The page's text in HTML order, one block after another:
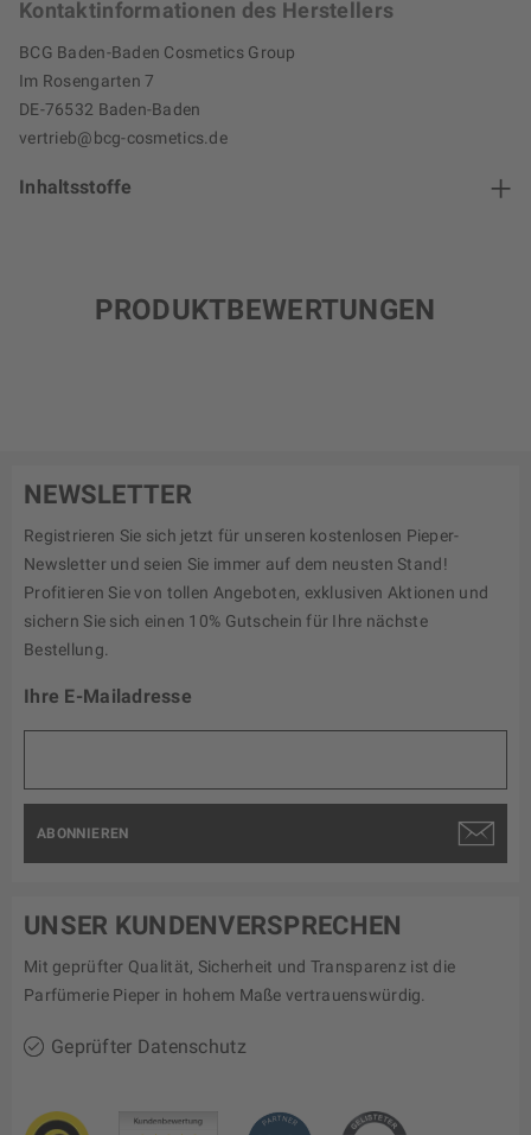
Kontaktinformationen des Herstellers
BCG Baden-Baden Cosmetics Group
Im Rosengarten 7
DE-76532 Baden-Baden
vertrieb@bcg-cosmetics.de
Inhaltsstoffe
PRODUKTBEWERTUNGEN
NEWSLETTER
Registrieren Sie sich jetzt für unseren kostenlosen Pieper-
Newsletter und seien Sie immer auf dem neusten Stand!
Profitieren Sie von tollen Angeboten, exklusiven Aktionen und
sichern Sie sich einen 10% Gutschein für Ihre nächste
Bestellung.
Ihre E-Mailadresse
ABONNIEREN
UNSER KUNDENVERSPRECHEN
Mit geprüfter Qualität, Sicherheit und Transparenz ist die
Parfümerie Pieper in hohem Maße vertrauenswürdig.
Geprüfter Datenschutz